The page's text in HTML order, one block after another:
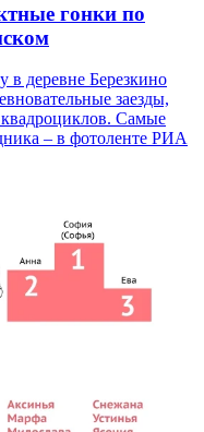
гонки по
в деревне Березкино
заезды,
Самые
– в фотоленте РИА